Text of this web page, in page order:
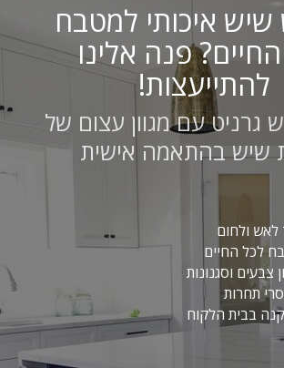
איכותי למטבח
פנה אלינו
להתייעצות!
גרניט עם מגוון עצום של
שיש בהתאמה אישית
לאש ולחום
לכל החיים
צבעים וסגנונות
תחרות
בבית הלקוח